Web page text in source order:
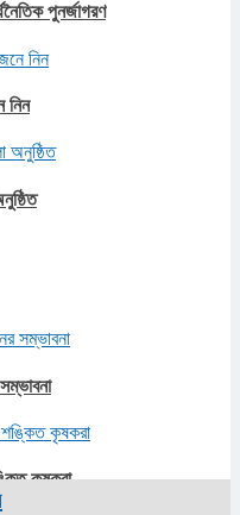
পুনর্জাগরণ
নিন
কৃষকরা